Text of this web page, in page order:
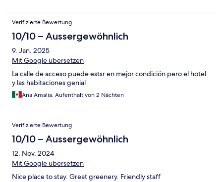
Verifizierte Bewertung
10/10 – Aussergewöhnlich
9. Jan. 2025
Mit Google übersetzen
La calle de acceso puede estsr en mejor condición pero el hotel
y las habitaciones genial
Ana Amalia, Aufenthalt von 2 Nächten
Verifizierte Bewertung
10/10 – Aussergewöhnlich
12. Nov. 2024
Mit Google übersetzen
Nice place to stay. Great greenery. Friendly staff